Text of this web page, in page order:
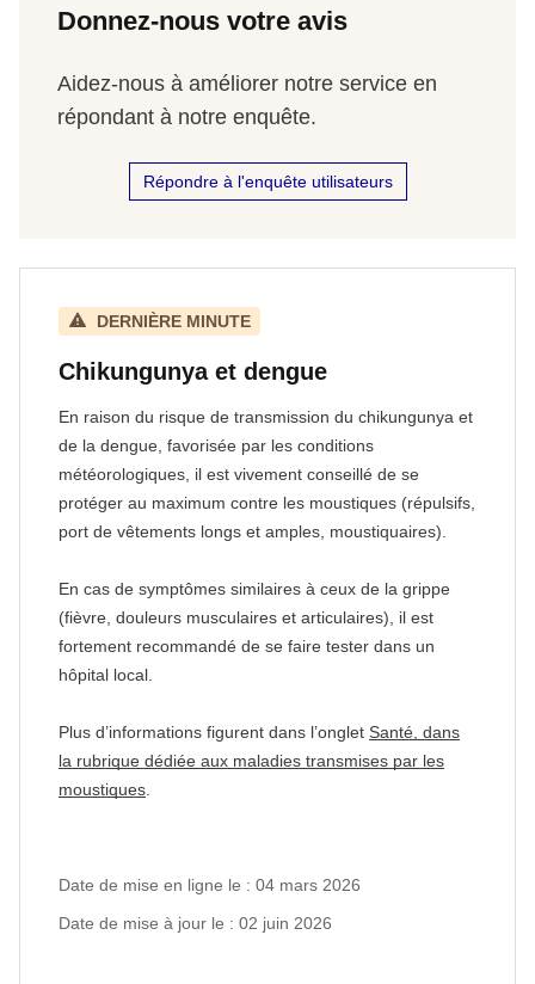
Donnez-nous votre avis
Aidez-nous à améliorer notre service en
répondant à notre enquête.
Répondre à l'enquête utilisateurs
Chikungunya et dengue
En raison du risque de transmission du chikungunya et
de la dengue, favorisée par les conditions
météorologiques, il est vivement conseillé de se
protéger au maximum contre les moustiques (répulsifs,
port de vêtements longs et amples, moustiquaires).
En cas de symptômes similaires à ceux de la grippe
(fièvre, douleurs musculaires et articulaires), il est
fortement recommandé de se faire tester dans un
hôpital local.
Plus d’informations figurent dans l’onglet Santé, dans
la rubrique dédiée aux maladies transmises par les
moustiques
DERNIÈRE MINUTE
Date de mise en ligne le : 04 mars 2026
Date de mise à jour le : 02 juin 2026